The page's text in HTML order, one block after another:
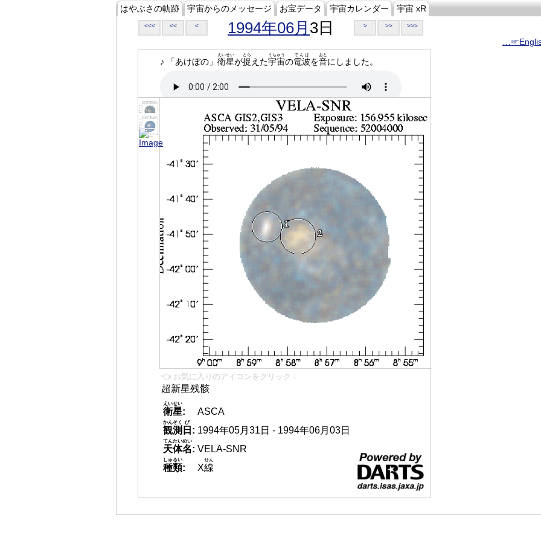
はやぶさの軌跡 宇宙からのメッセージ お宝データ 宇宙カレンダー 宇宙 xR
<<< << < 1994年06月 3日 > >> >>>
♪ 「あけぼの」 衛星
えいせい
が捉
とら
えた宇宙
うちゅう
の電波
でんぱ
を音
おと
にしました。
👈 お気に入りのアイコンをクリック！
超新星残骸
衛星
えいせい
:
ASCA
観測
かんそく
日
び
: 1994年05月31日 - 1994年06月03日
天体名
てんたいめい
: VELA-SNR
種類
しゅるい
: X線
せん